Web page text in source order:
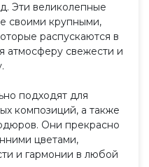
Эти великолепные
своими крупными,
распускаются в
атмосферу свежести и
подходят для
композиций, а также
Они прекрасно
цветами,
и гармонии в любой